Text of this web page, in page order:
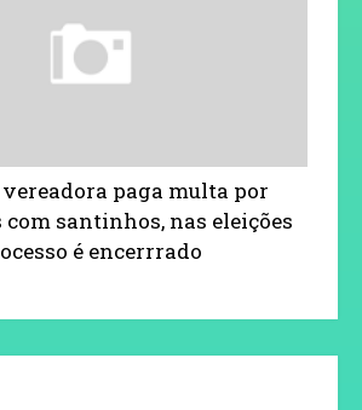
paga multa por
com santinhos, nas eleições
é encerrrado